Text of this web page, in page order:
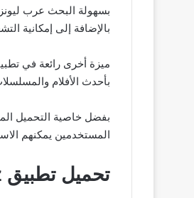
بسهولة البحث عرب
بالإضافة إلى إمكانية
بأحدث الأفلام
بفضل خاصية التحميل
المستخدمين يمكنهم
تحميل تطبيق Arablionz لمشاهدة الافلام والمسلسلات مجانا